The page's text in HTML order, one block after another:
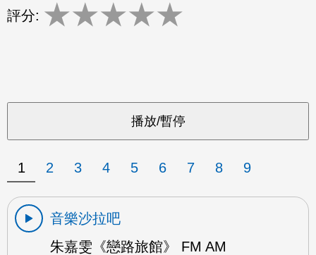
評分: ★★★★★
1 2 3 4 5 6 7 8 9
音樂沙拉吧
朱嘉雯《戀路旅館》 FM AM